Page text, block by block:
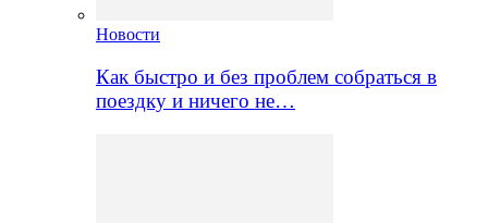
Новости
Как быстро и без проблем собраться в
поездку и ничего не…